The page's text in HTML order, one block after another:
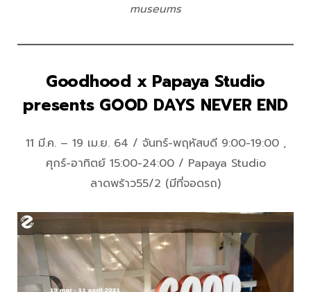
museums
Goodhood x Papaya Studio
presents GOOD DAYS NEVER END
11 มี.ค. – 19 เม.ย. 64 / จันทร์-พฤหัสบดี 9:00-19:00 ,
ศุกร์-อาทิตย์ 15:00-24:00 / Papaya Studio
ลาดพร้าว55/2 (มีที่จอดรถ)